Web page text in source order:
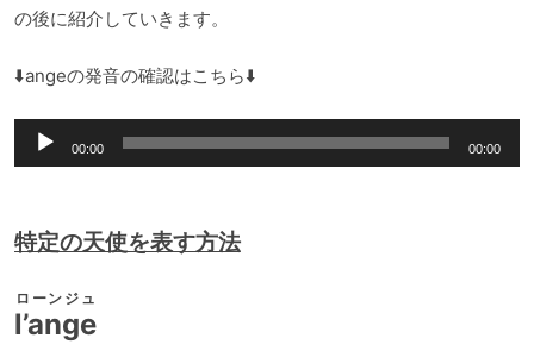
の後に紹介していきます。
⬇️angeの発音の確認はこちら⬇️
声
レ
ヤ
ー
00:00 00:00
特定の天使を表す方法
l’ange
ローンジュ